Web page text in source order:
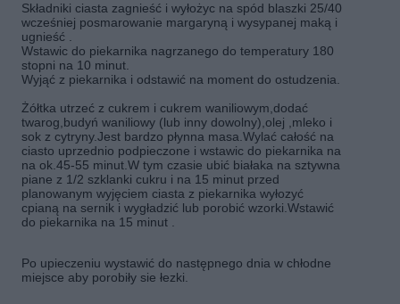
Składniki ciasta zagnieść i wyłożyc na spód blaszki 25/40
wcześniej posmarowanie margaryną i wysypanej maką i
ugnieść .
Wstawic do piekarnika nagrzanego do temperatury 180
stopni na 10 minut.
Wyjąć z piekarnika i odstawić na moment do ostudzenia.
Żółtka utrzeć z cukrem i cukrem waniliowym,dodać
twarog,budyń waniliowy (lub inny dowolny),olej ,mleko i
sok z cytryny.Jest bardzo płynna masa.Wylać całość na
ciasto uprzednio podpieczone i wstawic do piekarnika na
na ok.45-55 minut.W tym czasie ubić białaka na sztywna
piane z 1/2 szklanki cukru i na 15 minut przed
planowanym wyjęciem ciasta z piekarnika wyłozyć
cpianą na sernik i wygładzić lub porobić wzorki.Wstawić
do piekarnika na 15 minut .
Po upieczeniu wystawić do następnego dnia w chłodne
miejsce aby porobiły sie łezki.